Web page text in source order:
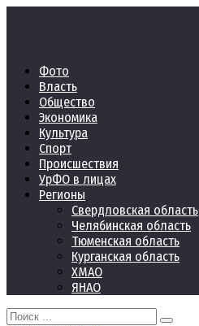
Фото
Власть
Общество
Экономика
Культура
Спорт
Происшествия
УрФО в лицах
Регионы
Свердловская область
Челябинская область
Тюменская область
Курганская область
ХМАО
ЯНАО
Search